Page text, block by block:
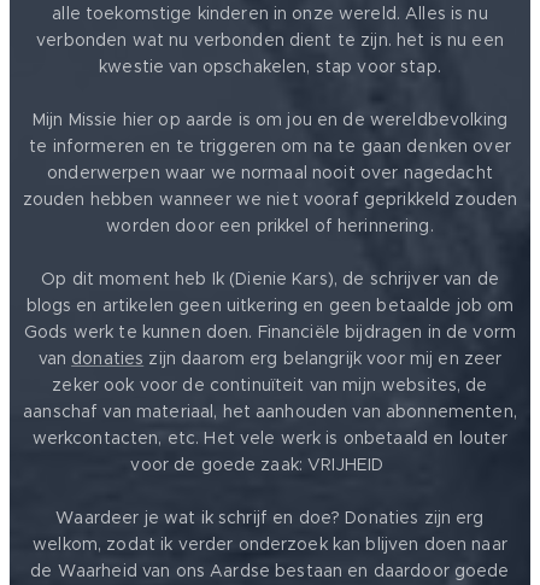
alle toekomstige kinderen in onze wereld. Alles is nu
verbonden wat nu verbonden dient te zijn. het is nu een
kwestie van opschakelen, stap voor stap.
Mijn Missie hier op aarde is om jou en de wereldbevolking
te informeren en te triggeren om na te gaan denken over
onderwerpen waar we normaal nooit over nagedacht
zouden hebben wanneer we niet vooraf geprikkeld zouden
worden door een prikkel of herinnering.
Op dit moment heb Ik (Dienie Kars), de schrijver van de
blogs en artikelen geen uitkering en geen betaalde job om
Gods werk te kunnen doen. Financiële bijdragen in de vorm
van donaties zijn daarom erg belangrijk voor mij en zeer
zeker ook voor de continuïteit van mijn websites, de
aanschaf van materiaal, het aanhouden van abonnementen,
werkcontacten, etc. Het vele werk is onbetaald en louter
voor de goede zaak: VRIJHEID ❤️
Waardeer je wat ik schrijf en doe? Donaties zijn erg
welkom, zodat ik verder onderzoek kan blijven doen naar
de Waarheid van ons Aardse bestaan en daardoor goede